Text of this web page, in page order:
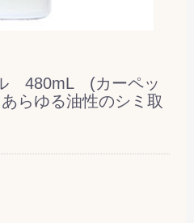
480mL (カーペッ
らゆる油性のシミ取